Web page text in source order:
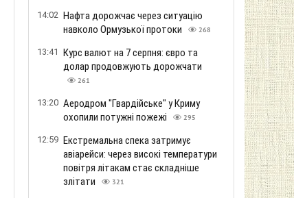
14:02 Нафта дорожчає через ситуацію
навколо Ормузької протоки
268
13:41 Курс валют на 7 серпня: євро та
долар продовжують дорожчати
261
13:20 Аеродром "Гвардійське" у Криму
охопили потужні пожежі
295
12:59 Екстремальна спека затримує
авіарейси: через високі температури
повітря літакам стає складніше
злітати
321